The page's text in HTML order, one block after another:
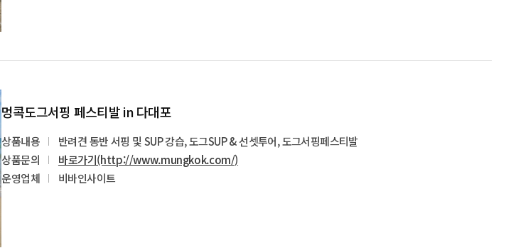
멍콕도그서핑 페스티발 in 다대포
상품내용
반려견 동반 서핑 및 SUP 강습, 도그SUP & 선셋투어, 도그서핑페스티발
상품문의
바로가기(http://www.mungkok.com/)
운영업체
비바인사이트